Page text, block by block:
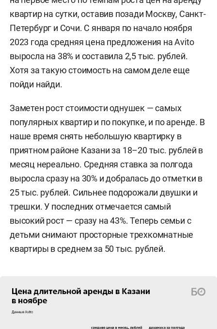
квартир на сутки, оставив позади Москву, Санкт-
Петербург и Сочи. С января по начало ноября
2023 года средняя цена предложения на Avito
выросла на 38% и составила 2,5 тыс. рублей.
Хотя за такую стоимость на самом деле еще
пойди найди.
Заметен рост стоимости однушек — самых
популярных квартир и по покупке, и по аренде. В
наше время снять небольшую квартирку в
приятном районе Казани за 18–20 тыс. рублей в
месяц нереально. Средняя ставка за полгода
выросла сразу на 30% и добралась до отметки в
25 тыс. рублей. Сильнее подорожали двушки и
трешки. У последних отмечается самый
высокий рост — сразу на 43%. Теперь семьи с
детьми снимают просторные трехкомнатные
квартиры в среднем за 50 тыс. рублей.